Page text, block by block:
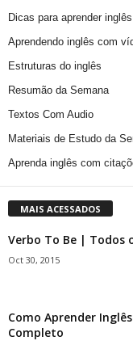
Dicas para aprender inglês
Aprendendo inglês com
Estruturas do inglês
Resumão da Semana
Textos Com Audio
Materiais de Estudo da
Aprenda inglês com
MAIS ACESSADOS
Verbo To Be | Todos
Oct 30, 2015
Como Aprender
Completo